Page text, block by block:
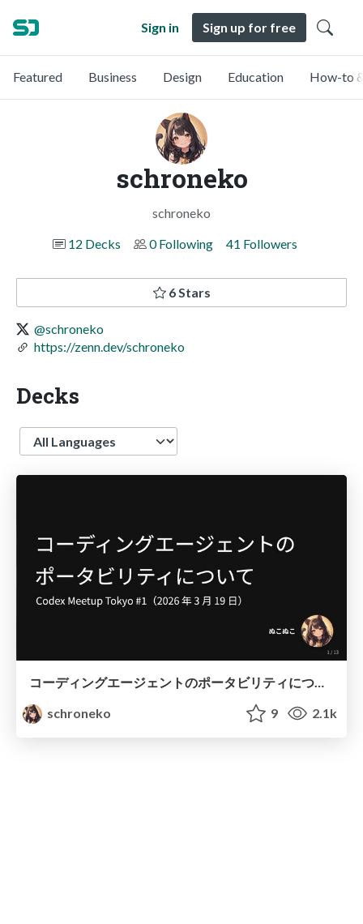
Sign in Sign up for free
Featured Business Design Education How-to
schroneko
schroneko
12 Decks
0 Following 41 Followers
6 Stars
@schroneko
https://zenn.dev/schroneko
Decks
Language
コーディングエージェントのポータビリティについて
schroneko
9 2.1k